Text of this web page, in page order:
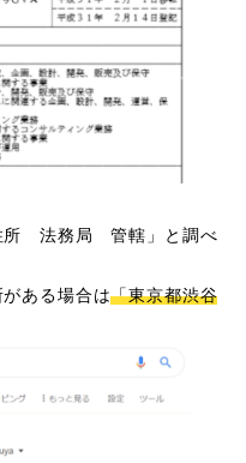
所 法務局 管轄」と調べ
ある場合は「東京都渋谷